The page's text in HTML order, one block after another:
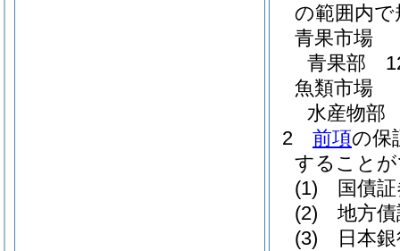
の範囲内
青果市場
青果部
魚類市場
水産物部
2
前項の保
すること
(1)
国債
(2)
地方
(3)
日本